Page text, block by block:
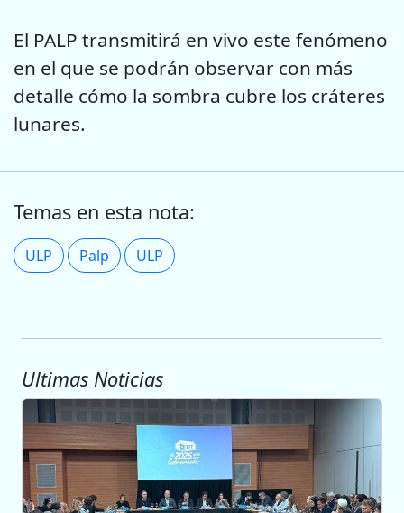
El PALP transmitirá en vivo este fenómeno
en el que se podrán observar con más
detalle cómo la sombra cubre los cráteres
lunares.
Temas en esta nota:
ULP Palp ULP
Ultimas Noticias